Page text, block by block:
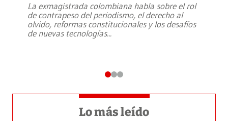
La exmagistrada colombiana habla sobre el rol
de contrapeso del periodismo, el derecho al
olvido, reformas constitucionales y los desafíos
de nuevas tecnologías...
Lo más leído